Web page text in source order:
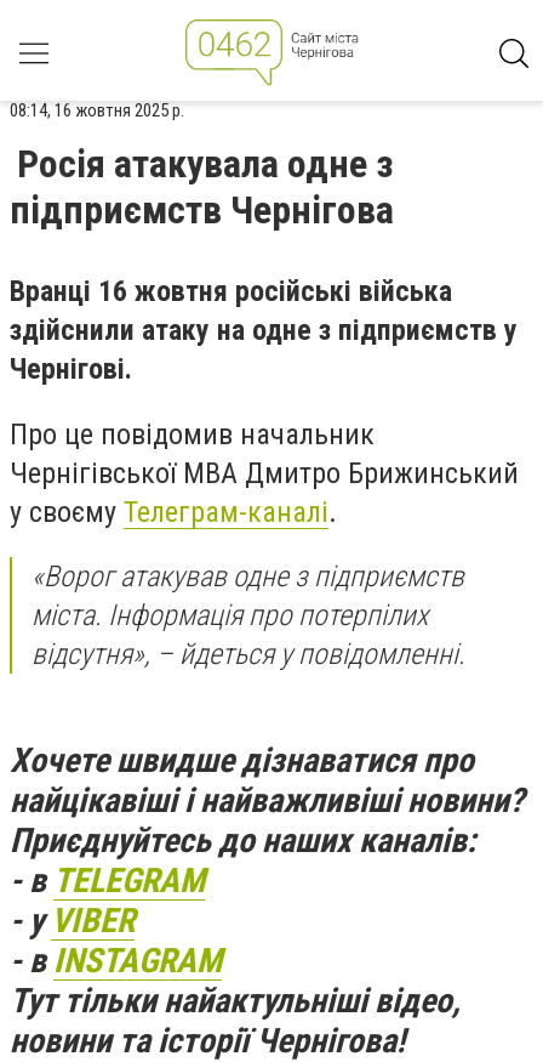
08:14, 16 жовтня 2025 р.
Росія атакувала одне з
підприємств Чернігова
Вранці 16 жовтня російські війська
здійснили атаку на одне з підприємств у
Чернігові.
Про це повідомив начальник
Чернігівської МВА Дмитро Брижинський
у своєму Телеграм-каналі.
«Ворог атакував одне з підприємств
міста. Інформація про потерпілих
відсутня», – йдеться у повідомленні.
Хочете швидше дізнаватися про
найцікавіші і найважливіші новини?
Приєднуйтесь до наших каналів:
- в TELEGRAM
- у VIBER
- вINSTAGRAM
Тут тільки найактульніші відео,
новини та історії Чернігова!